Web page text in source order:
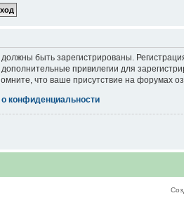
быть зарегистрированы.
привилегии для
что ваше присутствие на форумах
конфиденциальности